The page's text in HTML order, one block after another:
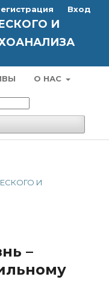
И
О НАС
Вход
И
–